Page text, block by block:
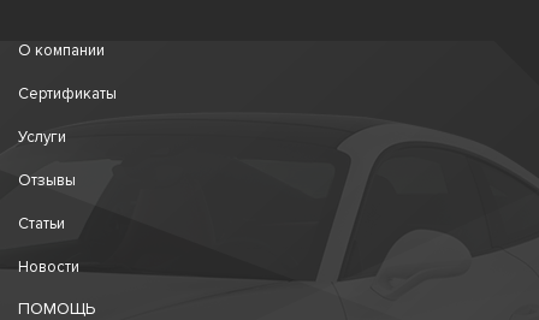
О компании
Сертификаты
Услуги
Отзывы
Статьи
Новости
ПОМОЩЬ